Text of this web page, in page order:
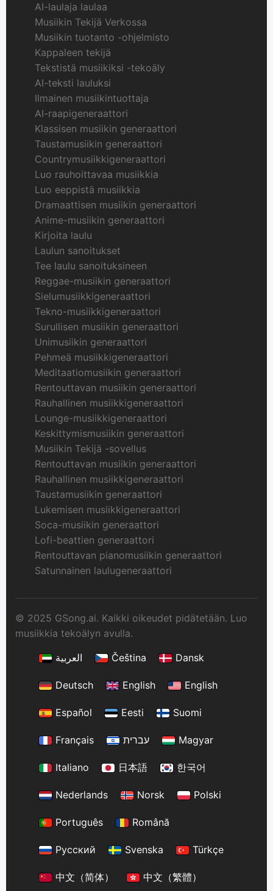
AI-laulaja laulaa
Musiikin Tekijä Verkossa
Musiikin tuotanto -ohjelmisto
Kappaleen tekijä
Tekstistä musiikiksi -tekoäly
AI-teksti lauluksi
Ilmainen musiikintuottaja
AI-raapigeneraattori
Klassisen musiikin generaattori
Taustamusiikin generaattori
Countrymusiikkigeneraattori
Luo rauhoittavaa musiikkia
Luo eeppistä musiikkia
Dramaattisen musiikin generaattori
Anime-musiikin generaattori
Kirjoita laulu
Laulun sanoitukset
Tee laulu sanoituksineen
Reggae-musiikin generaattori
Sielumusiikkigeneraattori
Tekno-musiikkigeneraattori
Surullisen musiikin generaattori
Unimusiikin generaattori
Pehmeä musiikkigeneraattori
Meditaatiomusiikin generaattori
Rentouttavan musiikin generaattori
Rauhallinen musiikkigeneraattori
Lounge-musiikkigeneraattori
Keskittymismusiikin generaattori
Musiikin Tekijä -sovellus
Rentouttavan musiikin generaattori
Rauhallinen musiikkigeneraattori
Taustamusiikin generaattori
Lukemisen musiikkigeneraattori
Soca-musiikin generaattori
Lofi-beattien generaattori
Rentouttavan pianomusiikin generaattori
Satunnainen laulugeneraattori
© 2025 GSong.ai. Kaikki oikeudet pidätetään. Luo
musiikkia tekoälyn avulla.
العربية
Čeština Dansk
Deutsch English English
Español Eesti Suomi
Français עברית Magyar
Italiano 日本語 한국어
Nederlands Norsk Polski
Português Română
Русский Svenska Türkçe
中文（简体） 中文（繁體）